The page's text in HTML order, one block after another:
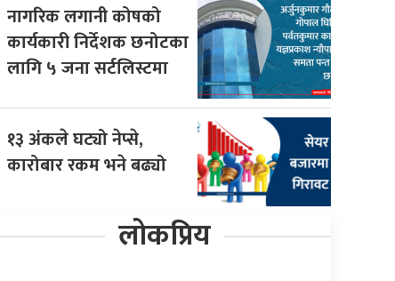
नागरिक लगानी कोषको
कार्यकारी निर्देशक छनोटका
लागि ५ जना सर्टलिस्टमा
१३ अंकले घट्यो नेप्से,
कारोबार रकम भने बढ्यो
लोकप्रिय